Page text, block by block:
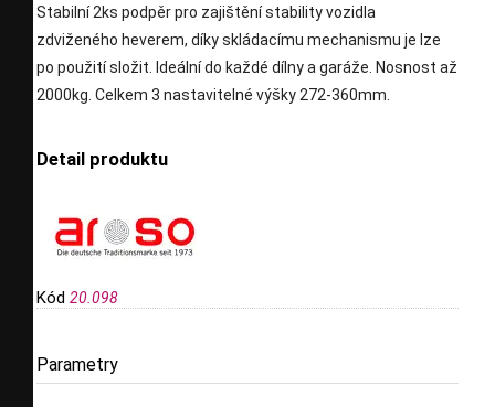
Stabilní 2ks podpěr pro zajištění stability vozidla
zdviženého heverem, díky skládacímu mechanismu je lze
po použití složit. Ideální do každé dílny a garáže. Nosnost až
2000kg. Celkem 3 nastavitelné výšky 272-360mm.
Detail produktu
Kód 20.098
Parametry